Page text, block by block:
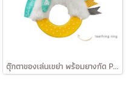
ตุ๊กตาของเล่นเขย่า พร้อมยางกัด Plush rattle to chew